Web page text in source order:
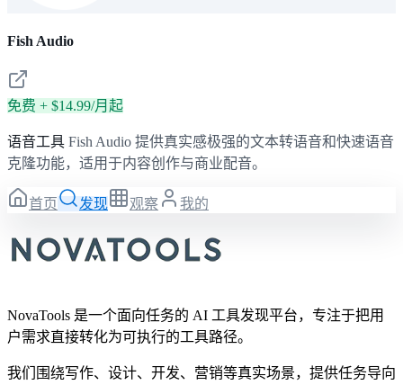
Fish Audio
免费 + $14.99/月起
语音工具 Fish Audio 提供真实感极强的文本转语音和快速语音
克隆功能，适用于内容创作与商业配音。
首页 发现 观察 我的
NovaTools 是一个面向任务的 AI 工具发现平台，专注于把用
户需求直接转化为可执行的工具路径。
我们围绕写作、设计、开发、营销等真实场景，提供任务导向